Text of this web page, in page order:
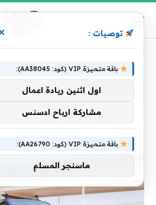
المقارنة
توصيات :
باقة متميزة VIP (كود: AA38045):
اول اثنين ريادة اعمال
مشاركة ارباح ادسنس
باقة متميزة VIP (كود: AA26790):
ماسنجر المسلم